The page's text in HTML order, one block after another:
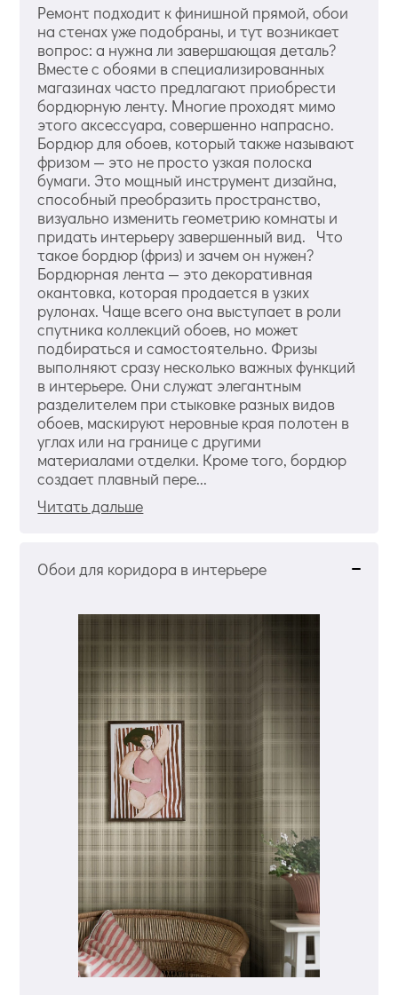
Ремонт подходит к финишной прямой, обои
на стенах уже подобраны, и тут возникает
вопрос: а нужна ли завершающая деталь?
Вместе с обоями в специализированных
магазинах часто предлагают приобрести
бордюрную ленту. Многие проходят мимо
этого аксессуара, совершенно напрасно.
Бордюр для обоев, который также называют
фризом — это не просто узкая полоска
бумаги. Это мощный инструмент дизайна,
способный преобразить пространство,
визуально изменить геометрию комнаты и
придать интерьеру завершенный вид. Что
такое бордюр (фриз) и зачем он нужен?
Бордюрная лента — это декоративная
окантовка, которая продается в узких
рулонах. Чаще всего она выступает в роли
спутника коллекций обоев, но может
подбираться и самостоятельно. Фризы
выполняют сразу несколько важных функций
в интерьере. Они служат элегантным
разделителем при стыковке разных видов
обоев, маскируют неровные края полотен в
углах или на границе с другими
материалами отделки. Кроме того, бордюр
создает плавный пере...
Читать дальше
Обои для коридора в интерьере